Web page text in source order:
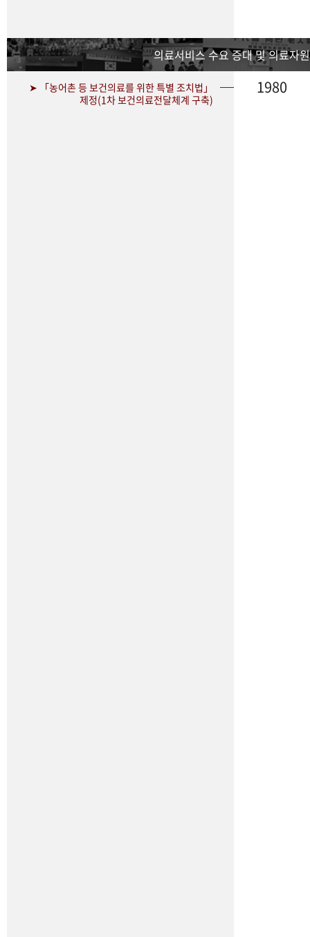
의료서비스 수요 증대 및 의료자
➤ 「농어촌 등 보건의료를 위한 특별 조치법」
제정(1차 보건의료전달체계 구축)
1980